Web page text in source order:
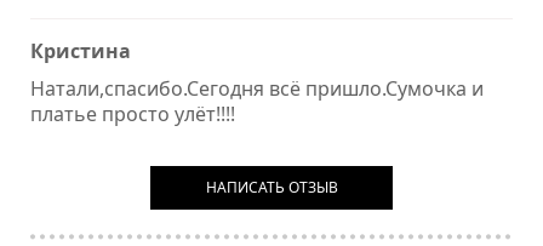
Кристина
Натали,спасибо.Сегодня всё пришло.Сумочка и
платье просто улёт!!!!
НАПИСАТЬ ОТЗЫВ